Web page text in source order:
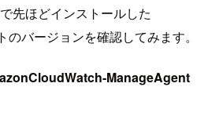
先ほどインストールした
バージョンを確認してみます。
ManageAgent